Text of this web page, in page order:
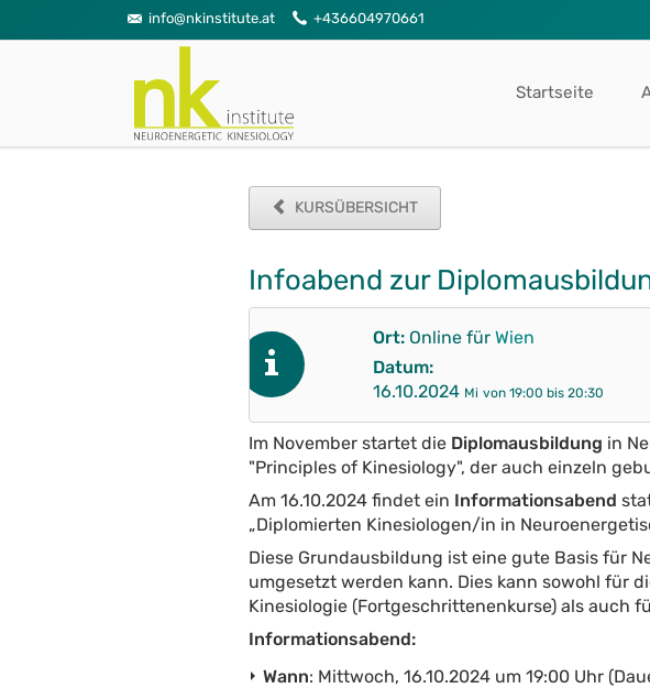
info@nkinstitute.at +436604970661
Startseite
KURSÜBERSICHT
Infoabend zur
Ort: Online für Wien
Datum:
16.10.2024 Mi von 19:00 bis 20:30
Im November startet die Diplomausbildung in
"Principles of Kinesiology", der auch einzeln
Am 16.10.2024 findet ein Informationsabend
„Diplomierten Kinesiologen/in in
Diese Grundausbildung ist eine gute Basis für
umgesetzt werden kann. Dies kann sowohl für
Kinesiologie (Fortgeschrittenenkurse) als auch
Informationsabend:
Wann: Mittwoch, 16.10.2024 um 19:00 Uhr